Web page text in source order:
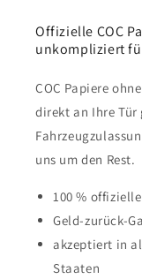
Offizielle COC
unkompliziert
COC Papiere
direkt an Ihre
uns um den Rest.
100 %
Geld-zurück-
akzeptiert in
Staaten